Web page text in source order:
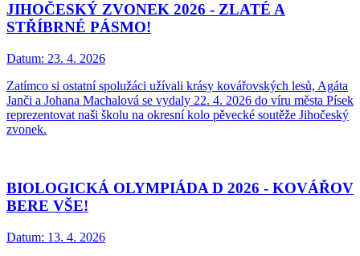
JIHOČESKÝ ZVONEK 2026 - ZLATÉ A
STŘÍBRNÉ PÁSMO!
Datum: 23. 4. 2026
Zatímco si ostatní spolužáci užívali krásy kovářovských lesů, Agáta
Janči a Johana Machalová se vydaly 22. 4. 2026 do víru města Písek
reprezentovat naši školu na okresní kolo pěvecké soutěže Jihočeský
zvonek.
BIOLOGICKÁ OLYMPIÁDA D 2026 - KOVÁŘOV
BERE VŠE!
Datum: 13. 4. 2026